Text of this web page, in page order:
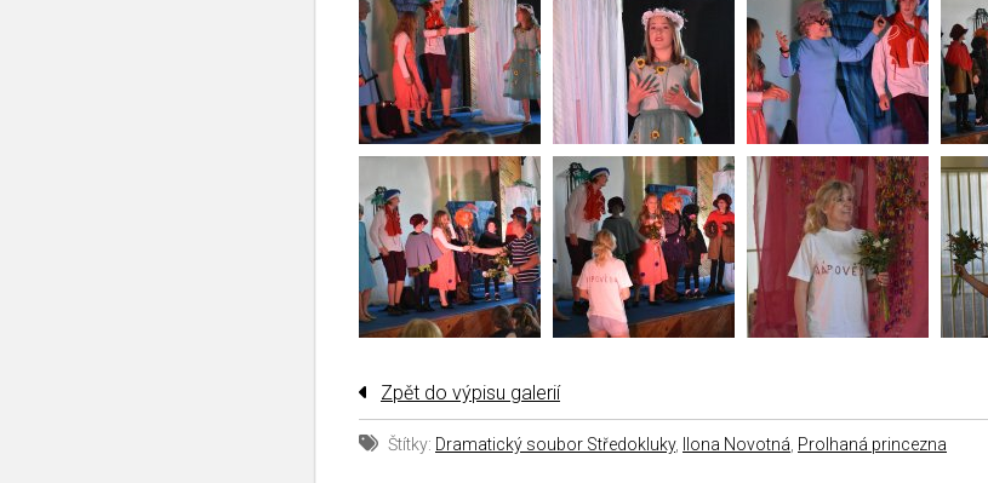
Zpět do výpisu galerií
Štítky: Dramatický soubor Středokluky, Ilona Novotná Prolhaná princezna